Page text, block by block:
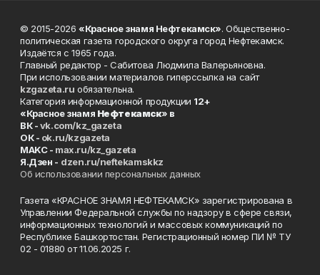
© 2015-2026 «Красное знамя Нефтекамск». Общественно-
политическая газета городского округа город Нефтекамск.
Издаётся с 1965 года.
Главный редактор - Сабитова Людмила Валерьяновна.
При использовании материалов гиперссылка на сайт
kzgazeta.ru обязательна.
Категория информационной продукции 12+
«Красное знамя Нефтекамск» в
ВК -vk.com/kz_gazeta
ОК - ok.ru/kzgazeta
MAKC - max.ru/kz_gazeta
Я.Дзен - dzen.ru/neftekamskkz
Об использовании персональных данных
Газета «КРАСНОЕ ЗНАМЯ НЕФТЕКАМСК» зарегистрирована в
Управлении Федеральной службы по надзору в сфере связи,
информационных технологий и массовых коммуникаций по
Республике Башкортостан. Регистрационный номер ПИ № ТУ
02 - 01880 от 11.06.2025 г.